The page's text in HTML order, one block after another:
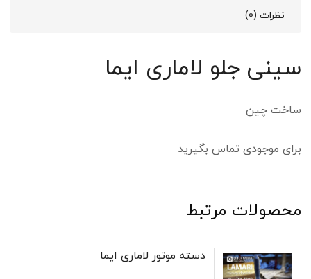
نظرات (0)
سینی جلو لاماری ایما
ساخت چین
برای موجودی تماس بگیرید
محصولات مرتبط
دسته موتور لاماری ایما